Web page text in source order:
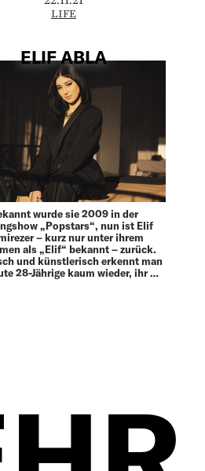
LIFE
ELIF ABLA
wurde sie 2009 in der
„Popstars“, nun ist Elif
– kurz nur unter ihrem
als „Elif“ bekannt – zurück.
und künstlerisch erkennt man
28-Jährige kaum wieder, ihr …